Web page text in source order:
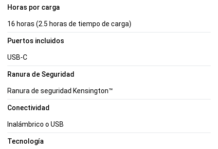
Horas por carga
16 horas (2.5 horas de tiempo de carga)
Puertos incluidos
USB-C
Ranura de Seguridad
Ranura de seguridad Kensington™
Conectividad
Inalámbrico o USB
Tecnología